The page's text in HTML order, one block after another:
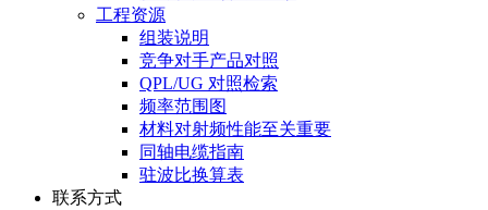
工程资源
组装说明
竞争对手产品对照
QPL/UG 对照检索
频率范围图
材料对射频性能至关重要
同轴电缆指南
驻波比换算表
联系方式